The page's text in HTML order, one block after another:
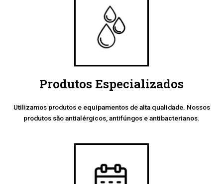
Produtos Especializados
Utilizamos produtos e equipamentos de alta qualidade. Nossos
produtos são antialérgicos, antifúngos e antibacterianos.